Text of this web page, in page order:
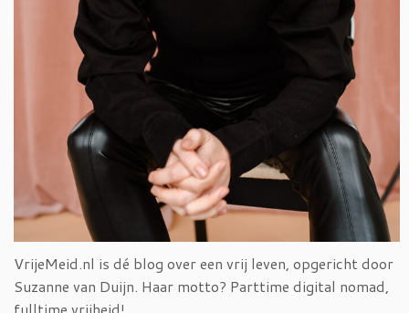
VrijeMeid.nl is dé blog over een vrij leven, opgericht door
Suzanne van Duijn. Haar motto? Parttime digital nomad,